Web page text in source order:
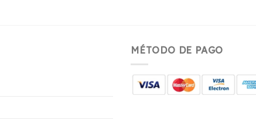
MÉTODO DE PAGO